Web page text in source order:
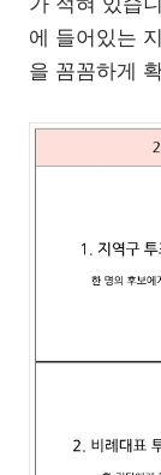
가 적혀 있습
에 들어있는
을 꼼꼼하게